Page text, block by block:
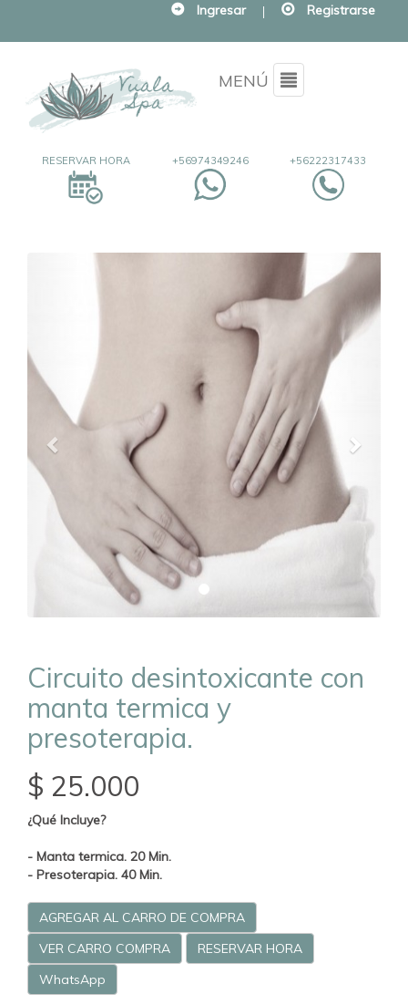
Ingresar | Registrarse
MENÚ Menu
+56222317433
+56974349246
RESERVAR HORA
Circuito desintoxicante con
manta termica y
presoterapia.
$ 25.000
¿Qué Incluye?
- Manta termica. 20 Min.
- Presoterapia. 40 Min.
AGREGAR AL CARRO DE COMPRA
VER CARRO COMPRA
RESERVAR HORA
WhatsApp